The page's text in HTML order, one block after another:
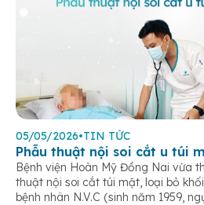
05/05/2026•TIN TỨC
Phẫu thuật nội soi cắt u túi
Bệnh viện Hoàn Mỹ Đồng Nai vừa
thuật nội soi cắt túi mật, loại bỏ
bệnh nhân N.V.C (sinh năm 1959,